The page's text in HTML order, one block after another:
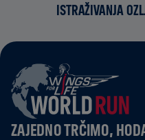
ISTRAŽIVANJA
ZAJEDNO TRČIMO,